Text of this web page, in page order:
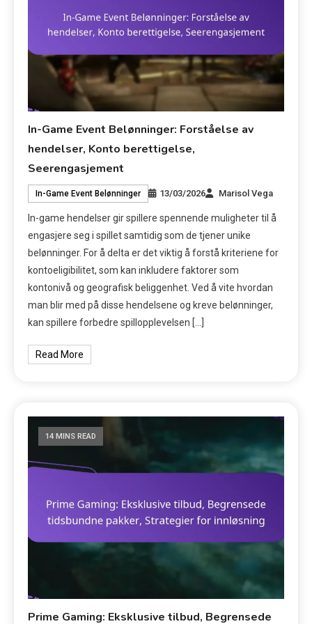
In-Game Event Belønninger: Forståelse av
hendelser, Konto berettigelse,
Seerengasjement
In-Game Event Belønninger 13/03/2026 Marisol Vega
In-game hendelser gir spillere spennende muligheter til å
engasjere seg i spillet samtidig som de tjener unike
belønninger. For å delta er det viktig å forstå kriteriene for
kontoeligibilitet, som kan inkludere faktorer som
kontonivå og geografisk beliggenhet. Ved å vite hvordan
man blir med på disse hendelsene og kreve belønninger,
kan spillere forbedre spillopplevelsen […]
Read More
14 MINS READ
Prime Gaming: Eksklusive tilbud, Begrensede